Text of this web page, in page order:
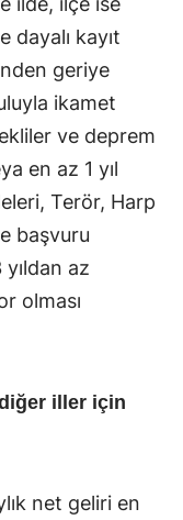
dayalı kayıt
geriye
ikamet
ve deprem
en az 1 yıl
Terör, Harp
başvuru
az
olması
iller için
net geliri en